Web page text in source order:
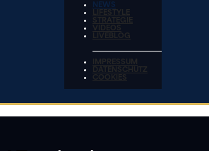
NEWS
LIFESTYLE
STRATEGIE
VIDEOS
LIVEBLOG
IMPRESSUM
DATENSCHUTZ
COOKIES